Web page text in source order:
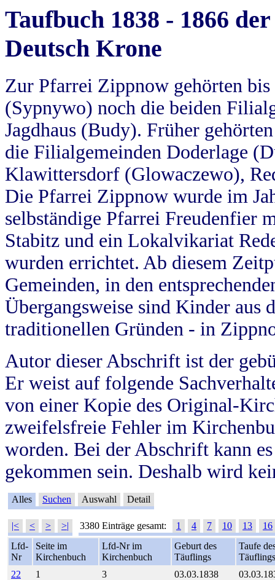
Taufbuch 1838 - 1866
Deutsch Krone
Zur Pfarrei Zippnow gehörten
(Sypnywo) noch die beiden
Jagdhaus (Budy). Früher
die Filialgemeinden Doderlage
Klawittersdorf (Glowaczewo),
Die Pfarrei Zippnow wurde im
selbständige Pfarrei Freudenfier
Stabitz und ein Lokalvikariat
wurden errichtet. Ab diesem
Gemeinden, in den
Übergangsweise sind Kinder aus
traditionellen Gründen - in
Autor dieser Abschrift ist der
Er weist auf folgende
von einer Kopie des Original-
zweifelsfreie Fehler im
worden. Bei der Abschrift kann
gekommen sein. Deshalb wird
Alles Suchen Auswahl Detail
|< < > >| 3380 Einträge gesamt: 1 4 7 10 13
16
Lfd-
Nr
Seite im
Kirchenbuch
Lfd-Nr im
Kirchenbuch
Geburt des
Täuflings
Taufe
Täuflings
22
1 3 03.03.1838